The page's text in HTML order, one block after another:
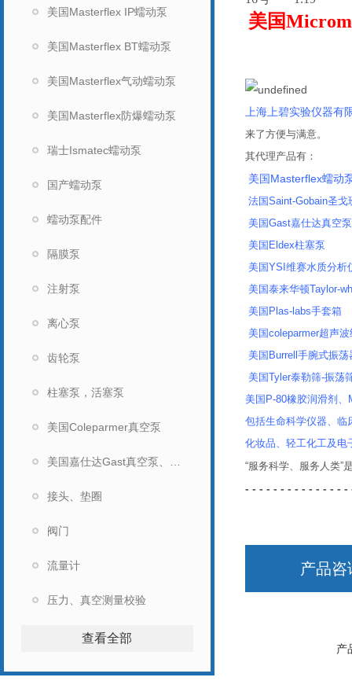
美国Masterflex IP蠕动泵
美国Masterflex BT蠕动泵
美国Masterflex气动蠕动泵
美国Masterflex防爆蠕动泵
瑞士Ismatec蠕动泵
国产蠕动泵
蠕动泵配件
隔膜泵
注射泵
离心泵
齿轮泵
柱塞泵，活塞泵
美国Coleparmer真空泵
接头、垫圈
阀门
流量计
压力、真空测量校验
查看全部
美国
上海上碧实验仪器有
来了方便与满意。
其代理产品有：
美国Masterflex蠕动
法国Saint-Gobain圣戈
美国Gast嘉仕达真空
美国Eldex柱塞泵
美国YSI维赛水质分析
美国泰来华顿Taylor-
美国Plas-labs手套箱
美国coleparmer超声
美国Burrell手腕式振荡
美国Tyler泰勒筛-振荡
美国P-80橡胶润滑剂、
包括生命科学仪器、临
化妆品、轻工化工及电
“服务科学、服务人类”
- - - - - - - - - - - - - - -
产品咨
产